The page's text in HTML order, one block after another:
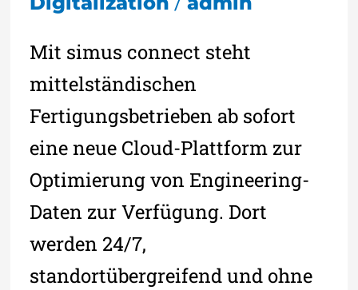
Mit simus connect steht
mittelständischen
Fertigungsbetrieben ab sofort
eine neue Cloud-Plattform zur
Optimierung von Engineering-
Daten zur Verfügung. Dort
werden 24/7,
standortübergreifend und ohne